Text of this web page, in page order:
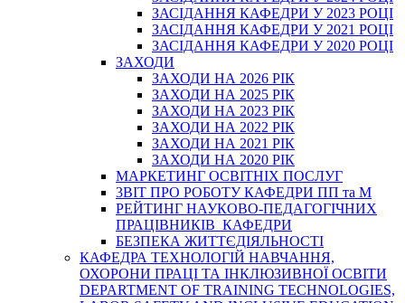
ЗАСІДАННЯ КАФЕДРИ У 2023 РОЦІ
ЗАСІДАННЯ КАФЕДРИ У 2021 РОЦІ
ЗАСІДАННЯ КАФЕДРИ У 2020 РОЦІ
ЗАХОДИ
ЗАХОДИ НА 2026 РІК
ЗАХОДИ НА 2025 РІК
ЗАХОДИ НА 2023 РІК
ЗАХОДИ НА 2022 РІК
ЗАХОДИ НА 2021 РІК
ЗАХОДИ НА 2020 РІК
МАРКЕТИНГ ОСВІТНІХ ПОСЛУГ
3BIT ПРО РОБОТУ КАФЕДРИ ПП та М
РЕЙТИНГ НАУКОВО-ПЕДАГОГІЧНИХ
ПРАЦІВНИКІВ КАФЕДРИ
БЕЗПЕКА ЖИТТЄДІЯЛЬНОСТІ
КАФЕДРА ТЕХНОЛОГІЙ НАВЧАННЯ,
ОХОРОНИ ПРАЦІ ТА ІНКЛЮЗИВНОЇ ОСВІТИ
DEPARTMENT OF TRAINING TECHNOLOGIES,